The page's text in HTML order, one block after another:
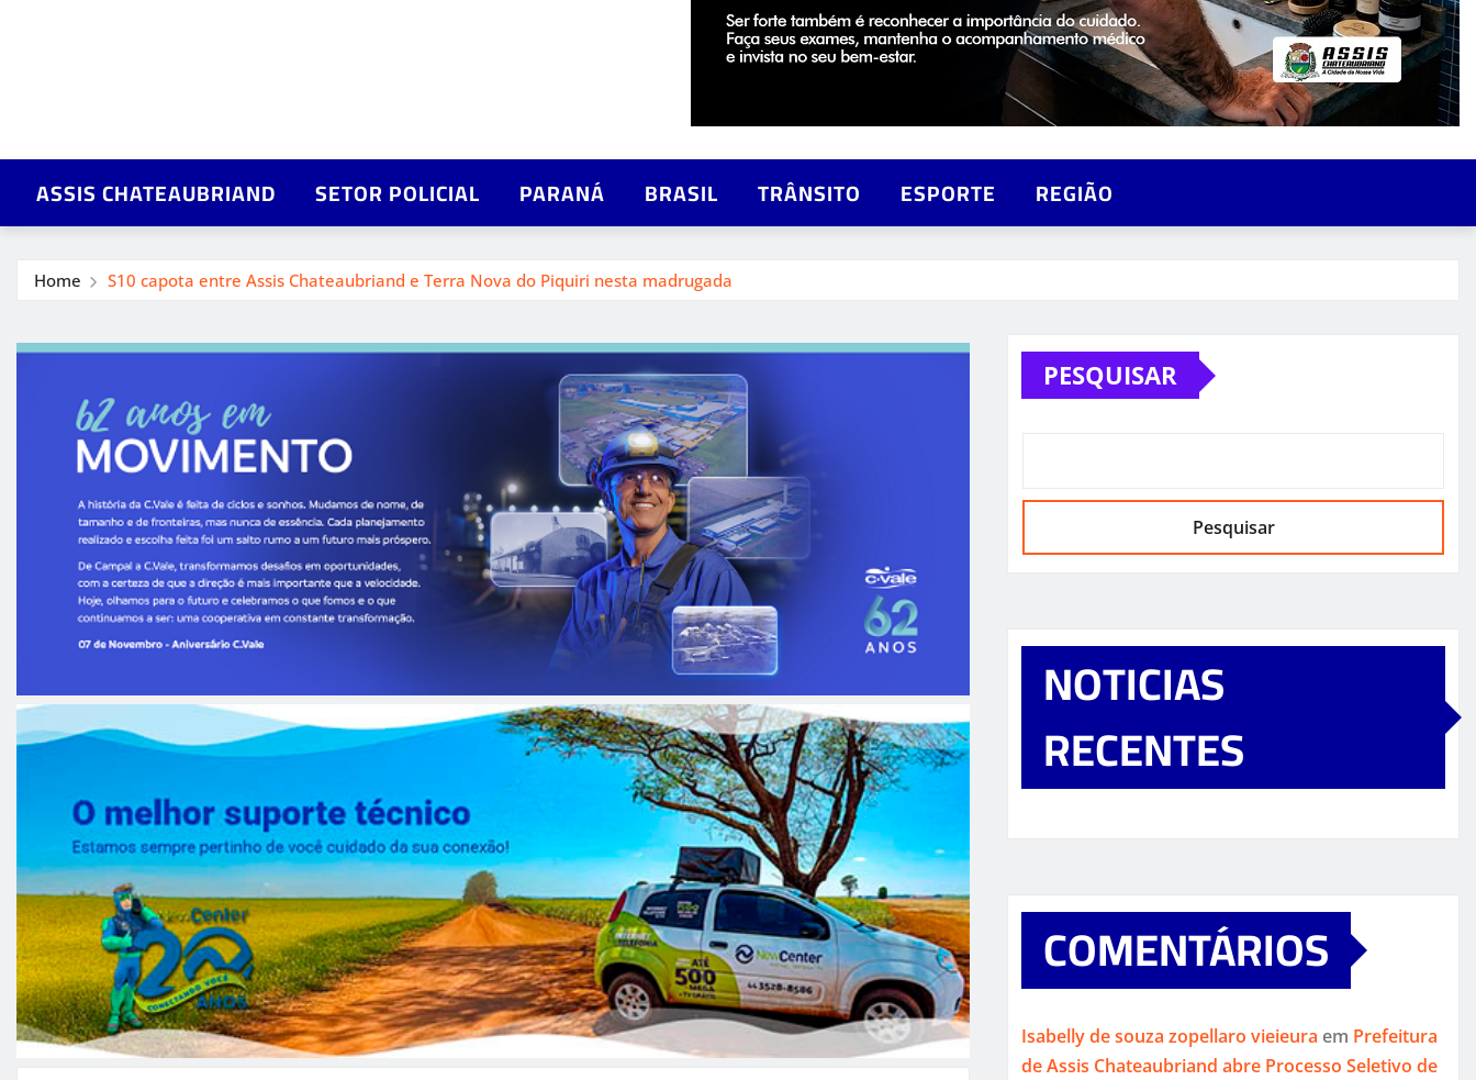
ASSIS CHATEAUBRIAND SETOR POLICIAL PARANÁ BRASIL TRÂNSITO ESPORTE REGIÃO
Home S10 capota entre Assis Chateaubriand e Terra Nova do Piquiri nesta madrugada
PESQUISAR
Pesquisar
NOTICIAS
RECENTES
COMENTÁRIOS
Isabelly de souza zopellaro vieieura em Prefeitura
de Assis Chateaubriand abre Processo Seletivo de